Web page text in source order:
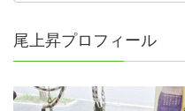
尾上昇プロフィール